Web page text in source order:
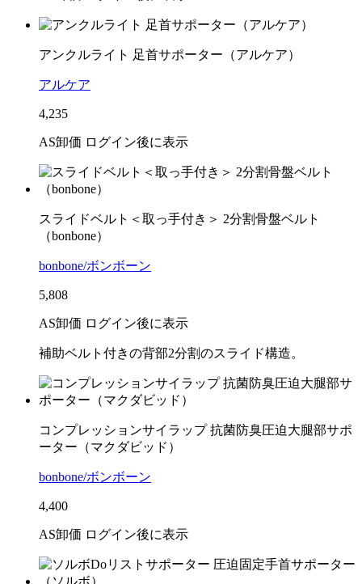
アンクルライト 足首サポーター（アルケア）
アルケア
4,235
AS卸価 ログイン後に表示
スライドベルト＜取っ手付き＞ 2分割骨盤ベルト
（bonbone）
bonbone/ボンボーン
5,808
AS卸価 ログイン後に表示
補助ベルト付きの背部2分割のスライド構造。
コンプレッションサイラップ 抗菌防臭圧迫大腿部サポ
ーター（マクダビッド）
bonbone/ボンボーン
4,400
AS卸価 ログイン後に表示